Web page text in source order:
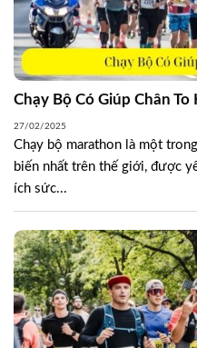
Chạy Bộ Có Giúp Chân To
27/02/2025
Chạy bộ marathon là một
biến nhất trên thế giới, được
ích sức...